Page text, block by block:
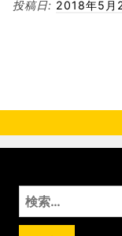
投稿日: 2018年5月
稿
ビ
ー
シ
検
索